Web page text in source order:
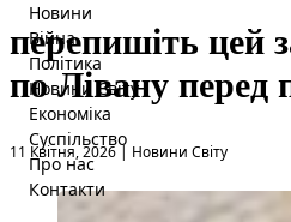
Новини
Війна
Політика
Новини Світу
Економіка
Суспільство
Про нас
Контакти
перепишіть цей
по Лівану перед
11 Квітня, 2026|
Опубліковано вНовини Світу